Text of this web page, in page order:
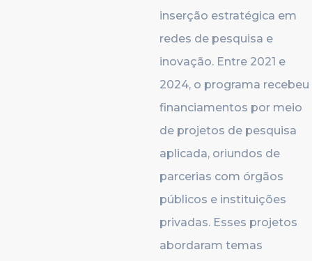
inserção estratégica em
redes de pesquisa e
inovação. Entre 2021 e
2024, o programa recebeu
financiamentos por meio
de projetos de pesquisa
aplicada, oriundos de
parcerias com órgãos
públicos e instituições
privadas. Esses projetos
abordaram temas